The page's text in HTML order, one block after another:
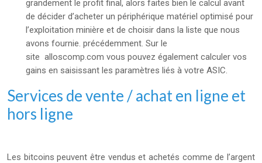
grandement le profit final, alors faites bien le calcul avant
de décider d’acheter un périphérique matériel optimisé pour
l’exploitation minière et de choisir dans la liste que nous
avons fournie. précédemment. Sur le
site alloscomp.com vous pouvez également calculer vos
gains en saisissant les paramètres liés à votre ASIC.
Services de vente / achat en ligne et
hors ligne
Les bitcoins peuvent être vendus et achetés comme de l’argent